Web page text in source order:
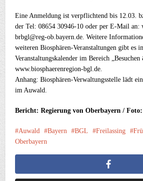
Eine Anmeldung ist verpflichtend bis 12.03.
der Tel: 08654 30946-10 oder per E-Mail an:
brbgl@reg-ob.bayern.de. Weitere
weiteren Biosphären-Veranstaltungen gibt es
Veranstaltungskalender im Bereich
www.biosphaerenregion-bgl.de.
Anhang: Biosphären-Verwaltungsstelle lädt
im Auwald.
Bericht: Regierung von Oberbayern /
Auwald Bayern BGL Freilassing
Oberbayern